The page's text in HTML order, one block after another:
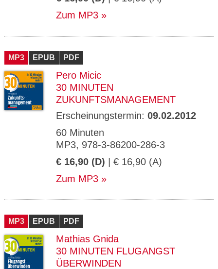
Zum MP3
MP3 EPUB PDF
Pero Micic
30 MINUTEN
ZUKUNFTSMANAGEMENT
Erscheinungstermin: 09.02.2012
60 Minuten
MP3, 978-3-86200-286-3
€ 16,90 (D) | € 16,90 (A)
Zum MP3
MP3 EPUB PDF
Mathias Gnida
30 MINUTEN FLUGANGST
ÜBERWINDEN